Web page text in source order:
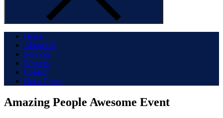
Home
About Us
Services
Projects
Contact
Get a Quote
Amazing People Awesome Event